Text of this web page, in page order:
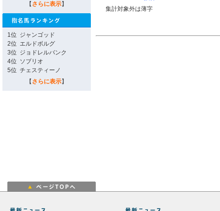
【 さらに表示】
1位 ジャンゴッド
2位 エルドボルグ
3位 ジョドレルバンク
4位 ソブリオ
5位 チェスティーノ
【 さらに表示】
集計対象外は薄字